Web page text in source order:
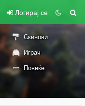
Логирај се
Скинови
Играч
Повеќе